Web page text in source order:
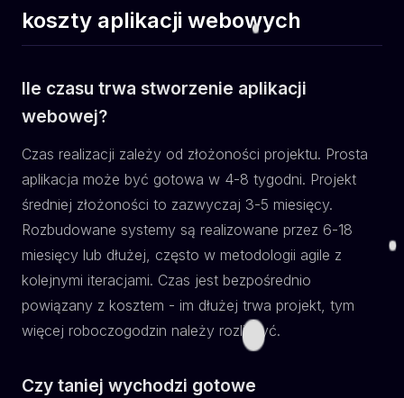
koszty aplikacji webowych
Ile czasu trwa stworzenie aplikacji
webowej?
Czas realizacji zależy od złożoności projektu. Prosta
aplikacja może być gotowa w 4-8 tygodni. Projekt
średniej złożoności to zazwyczaj 3-5 miesięcy.
Rozbudowane systemy są realizowane przez 6-18
miesięcy lub dłużej, często w metodologii agile z
kolejnymi iteracjami. Czas jest bezpośrednio
powiązany z kosztem - im dłużej trwa projekt, tym
więcej roboczogodzin należy rozliczyć.
Czy taniej wychodzi gotowe